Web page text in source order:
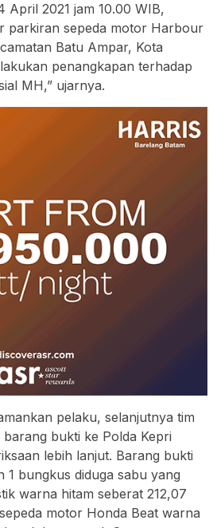
April 2021 jam 10.00 WIB,
parkiran sepeda motor Harbour
Batu Ampar, Kota
penangkapan terhadap
MH,” ujarnya.
pelaku, selanjutnya tim
bukti ke Polda Kepri
lebih lanjut. Barang bukti
1 bungkus diduga sabu yang
warna hitam seberat 212,07
motor Honda Beat warna